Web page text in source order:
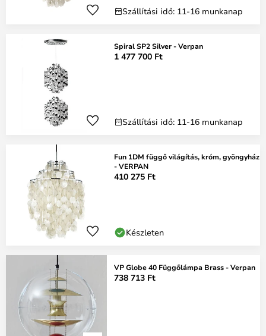
Szállítási idő: 11-16 munkanap
Spiral SP2 Silver - Verpan
1 477 700 Ft
Szállítási idő: 11-16 munkanap
Fun 1DM függő világítás, króm, gyöngyház
- VERPAN
410 275 Ft
Készleten
VP Globe 40 Függőlámpa Brass - Verpan
738 713 Ft